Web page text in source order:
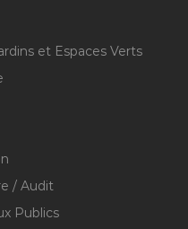
et Espaces Verts
/ Audit
Publics